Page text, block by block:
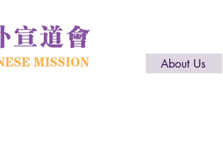
About Us